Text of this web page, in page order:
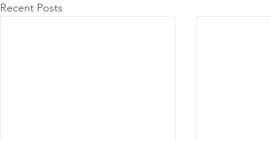
Recent Posts